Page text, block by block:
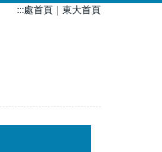
:::處首頁 東大首頁